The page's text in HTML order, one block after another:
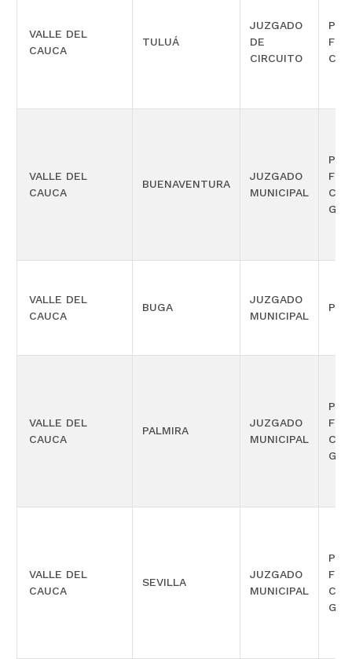
VALLE DEL
CAUCA
TULUÁ
JUZGADO
DE
CIRCUITO
VALLE DEL
CAUCA
BUENAVENTURA
JUZGADO
MUNICIPAL
VALLE DEL
CAUCA
BUGA
JUZGADO
MUNICIPAL
VALLE DEL
CAUCA
PALMIRA
JUZGADO
MUNICIPAL
VALLE DEL
CAUCA
SEVILLA
JUZGADO
MUNICIPAL